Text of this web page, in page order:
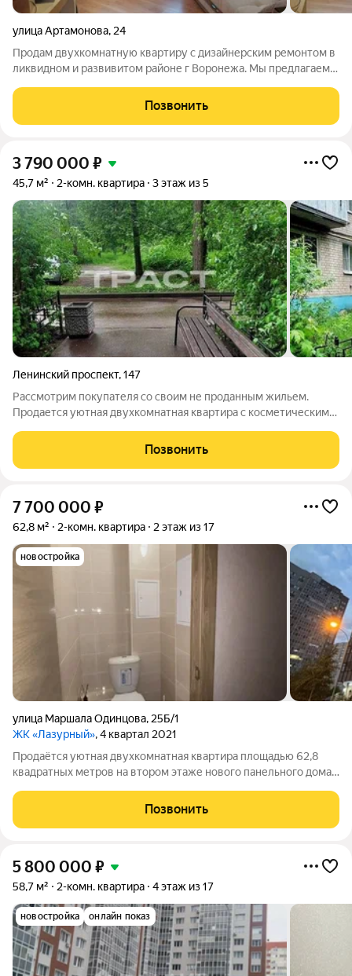
улица Артамонова, 24
Продам двухкомнатную квартиру с дизайнерским ремонтом в
ликвидном и развивитом районе г Воронежа. Мы предлагаем:
абсолютно всё, что есть в квартире! две раздельные комнаты
с кондиционерами и
Позвонить
3 790 000 ₽
45,7 м² 2-комн. квартира 3 этаж из 5
Ленинский проспект,147
Рассмотрим покупателя со своим не проданным жильем.
Продается уютная двухкомнатная квартира с косметическим
квартира станет вашим идеальным выбором? "Распашонка"
секрет вашего комфорта:
Позвонить
7 700 000 ₽
62,8 м² 2-комн. квартира 2 этаж из 17
новостройка
улица Маршала Одинцова, 25Б/1
ЖК «Лазурный», 4 квартал 2021
Продаётся уютная двухкомнатная квартира площадью 62,8
квадратных метров на втором этаже нового панельного дома,
Одинцова, дом 25Б/1. Дом построен в 2022 году и имеет 17
этажей. Квартира порадует
Позвонить
5 800 000 ₽
58,7 м² 2-комн. квартира 4 этаж из 17
новостройка онлайн показ